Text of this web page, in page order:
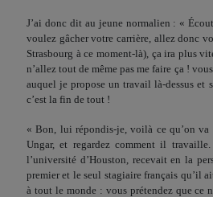
J’ai donc dit au jeune normalien : «
voulez gâcher votre carrière, allez donc
Strasbourg à ce moment-là), ça ira plus
n’allez tout de même pas me faire ça !
auquel je propose un travail là-dessus et
c’est la fin de tout !
« Bon, lui répondis-je, voilà ce qu’on va
Ungar, et regardez comment il
l’université d’Houston, recevait en la
premier et le seul stagiaire français qu’il
à tout le monde : vous prétendez que ce